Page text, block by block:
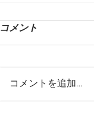
コメント
コメントを追加…